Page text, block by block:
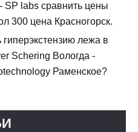
SP labs сравнить цены
300 цена Красногорск.
лежа в
Schering Вологда -
Раменское?